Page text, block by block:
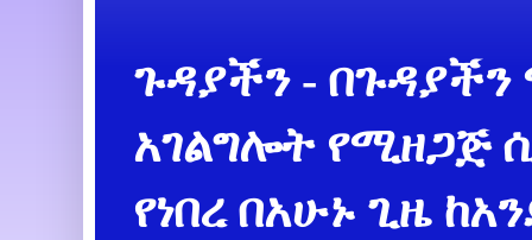
ጉዳያችን -
አገልግሎት የሚዘጋጅ
የነበረ በአሁኑ ጊዜ